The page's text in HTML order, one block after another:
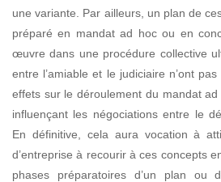
une variante. Par ailleurs, un plan de
préparé en mandat ad hoc ou en
œuvre dans une procédure collective
entre l’amiable et le judiciaire n’ont
effets sur le déroulement du mandat ad
influençant les négociations entre le
En définitive, cela aura vocation à
d’entreprise à recourir à ces concepts
phases préparatoires d’un plan ou